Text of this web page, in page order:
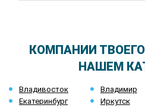
КОМПАНИИ
НАШЕМ
Владивосток Владимир
Екатеринбург
Иркутск